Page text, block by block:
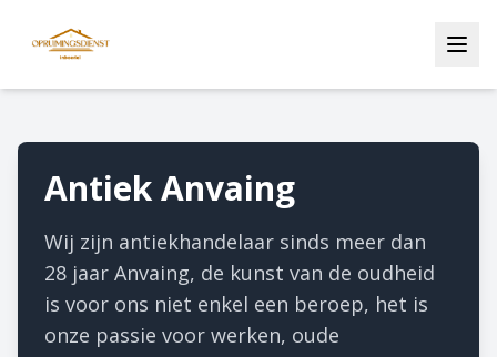
Antiek Anvaing
Wij zijn antiekhandelaar sinds meer dan
28 jaar Anvaing, de kunst van de oudheid
is voor ons niet enkel een beroep, het is
onze passie voor werken, oude